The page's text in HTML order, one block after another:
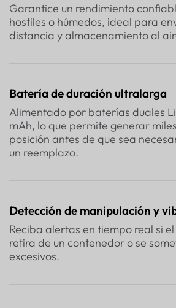
Garantice un rendimiento
hostiles o húmedos, ideal para
distancia y almacenamiento al
Batería de duración ultralarga
Alimentado por baterías duales
mAh, lo que permite generar
posición antes de que sea
un reemplazo.
Detección de manipulación y
Reciba alertas en tiempo real si
retira de un contenedor o se
excesivos.